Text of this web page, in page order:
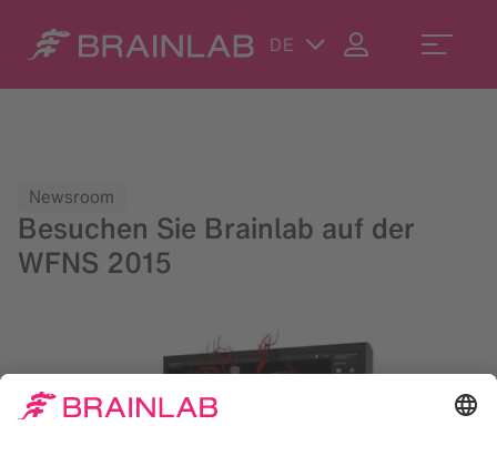
DE
Newsroom
Besuchen Sie Brainlab auf der
WFNS 2015